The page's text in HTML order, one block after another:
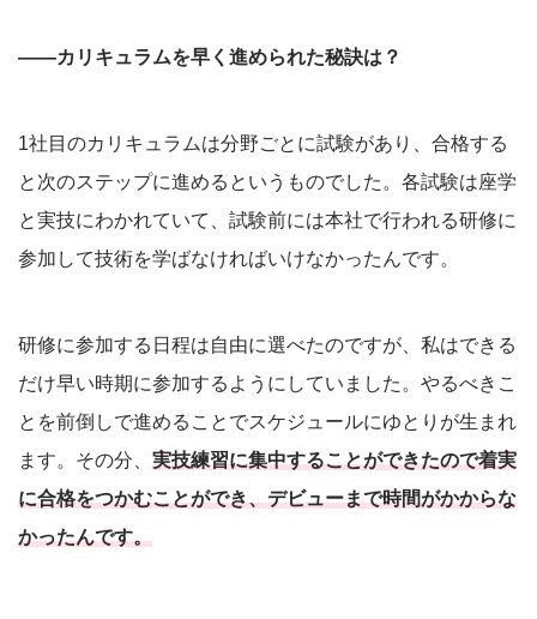
――カリキュラムを早く進められた秘訣は？
1社目のカリキュラムは分野ごとに試験があり、合格する
と次のステップに進めるというものでした。各試験は座学
と実技にわかれていて、試験前には本社で行われる研修に
参加して技術を学ばなければいけなかったんです。
研修に参加する日程は自由に選べたのですが、私はできる
だけ早い時期に参加するようにしていました。やるべきこ
とを前倒しで進めることでスケジュールにゆとりが生まれ
ます。その分、 実技練習に集中することができたので着実
に合格をつかむことができ、デビューまで時間がかからな
かったんです。